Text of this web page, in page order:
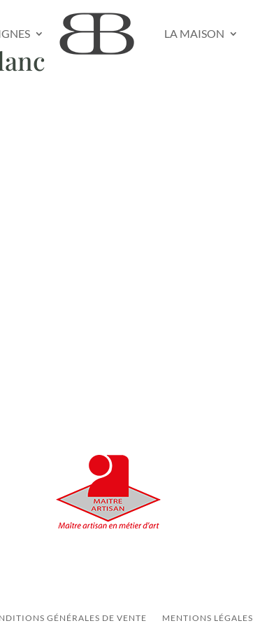
LA MAISON
GÉNÉRALES DE VENTE MENTIONS LÉGALES